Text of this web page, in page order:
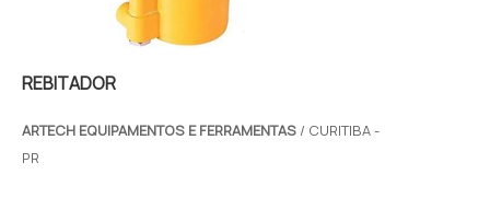
REBITADOR
ARTECH EQUIPAMENTOS E FERRAMENTAS / CURITIBA -
PR